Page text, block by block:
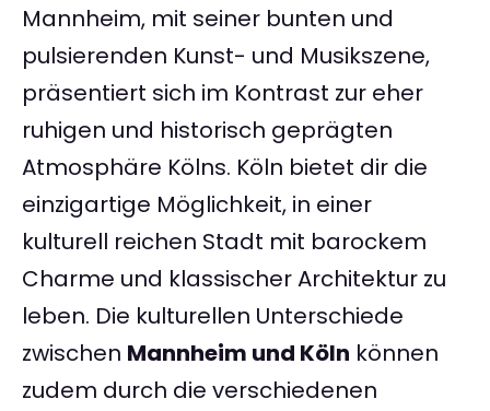
Mannheim, mit seiner bunten und
pulsierenden Kunst- und Musikszene,
präsentiert sich im Kontrast zur eher
ruhigen und historisch geprägten
Atmosphäre Kölns. Köln bietet dir die
einzigartige Möglichkeit, in einer
kulturell reichen Stadt mit barockem
Charme und klassischer Architektur zu
leben. Die kulturellen Unterschiede
zwischen Mannheim und Köln können
zudem durch die verschiedenen